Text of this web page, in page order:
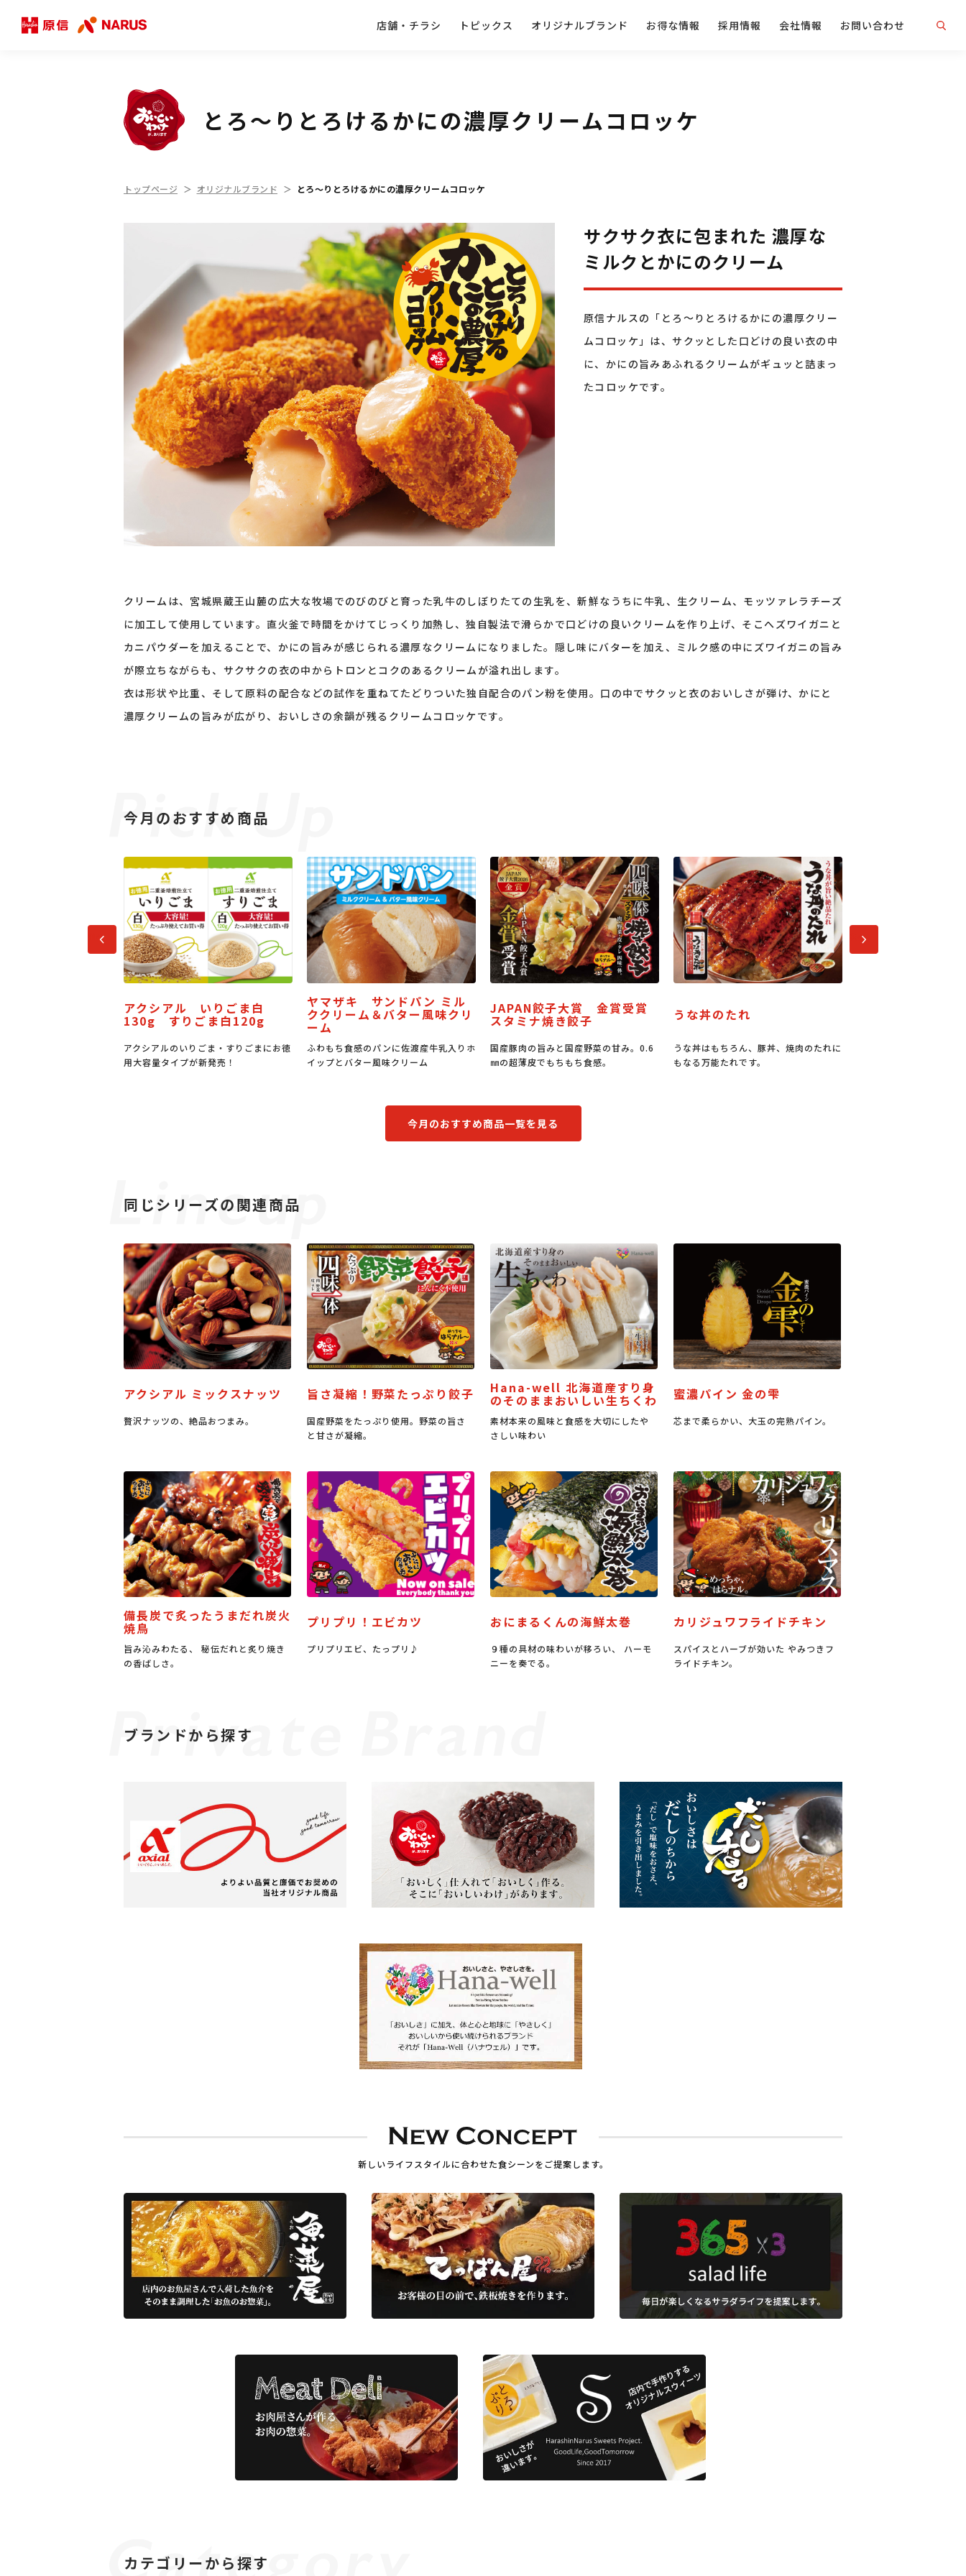
店舗・チラシ トピックス オリジナルブランド お得な情報 採用情報 会社情報 お問い合わせ
とろ〜りとろけるかにの濃厚クリームコロッケ
トップページ オリジナルブランド とろ〜りとろけるかにの濃厚クリームコロッケ
サクサク衣に包まれた 濃厚な
ミルクとかにのクリーム
原信ナルスの「とろ〜りとろけるかにの濃厚クリー
ムコロッケ」は、サクッとした口どけの良い衣の中
に、かにの旨みあふれるクリームがギュッと詰まっ
たコロッケです。
クリームは、宮城県蔵王山麓の広大な牧場でのびのびと育った乳牛のしぼりたての生乳を、新鮮なうちに牛乳、生クリーム、モッツァレラチーズ
に加工して使用しています。直火釜で時間をかけてじっくり加熱し、独自製法で滑らかで口どけの良いクリームを作り上げ、そこへズワイガニと
カニパウダーを加えることで、かにの旨みが感じられる濃厚なクリームになりました。隠し味にバターを加え、ミルク感の中にズワイガニの旨み
が際立ちながらも、サクサクの衣の中からトロンとコクのあるクリームが溢れ出します。
衣は形状や比重、そして原料の配合などの試作を重ねてたどりついた独自配合のパン粉を使用。口の中でサクッと衣のおいしさが弾け、かにと
濃厚クリームの旨みが広がり、おいしさの余韻が残るクリームコロッケです。
今月のおすすめ商品
前へ
アクシアル いりごま白
130g すりごま白120g
アクシアルのいりごま・すりごまにお徳
用大容量タイプが新発売！
ヤマザキ サンドパン ミル
ククリーム＆バター風味クリ
ーム
ふわもち食感のパンに佐渡産牛乳入りホ
イップとバター風味クリーム
JAPAN餃子大賞 金賞受賞
スタミナ焼き餃子
国産豚肉の旨みと国産野菜の甘み。0.6
㎜の超薄皮でもちもち食感。
うな丼のたれ
うな丼はもちろん、豚丼、焼肉のたれに
もなる万能たれです。
今なら100円お買い物券進呈キャンペー
次へ
今月のおすすめ商品一覧を見る
同じシリーズの関連商品
アクシアル ミックスナッツ
贅沢ナッツの、絶品おつまみ。
旨さ凝縮！野菜たっぷり餃子
国産野菜をたっぷり使用。野菜の旨さ
と甘さが凝縮。
Hana-well 北海道産すり身
のそのままおいしい生ちくわ
素材本来の風味と食感を大切にしたや
さしい味わい
蜜濃パイン 金の雫
芯まで柔らかい、大玉の完熟パイン。
備長炭で炙ったうまだれ炭火
焼鳥
旨み沁みわたる、 秘伝だれと炙り焼き
の香ばしさ。
プリプリ！エビカツ
プリプリエビ、たっプリ♪
おにまるくんの海鮮太巻
９種の具材の味わいが移ろい、 ハーモ
ニーを奏でる。
カリジュワフライドチキン
スパイスとハーブが効いた やみつきフ
ライドチキン。
ブランドから探す
新しいライフスタイルに合わせた食シーンをご提案します。
カテゴリーから探す